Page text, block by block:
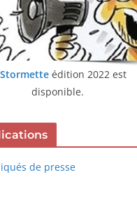
Stormette édition 2022 est
disponible.
de presse